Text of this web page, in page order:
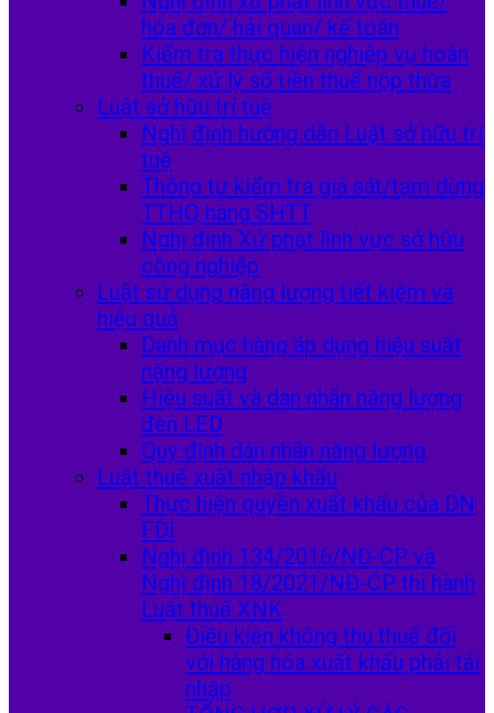
hóa đơn/ hải quan/ kế toán
Kiểm tra thực hiện nghiệp vụ hoàn
thuế/ xử lý số tiền thuế nộp thừa
Luật sở hữu trí tuệ
Nghị định hướng dẫn Luật sở hữu trí
tuệ
Thông tư kiểm tra giá sát/tạm dừng
TTHQ hàng SHTT
Nghị định Xử phạt lĩnh vực sở hữu
công nghiệp
Luật sử dụng năng lượng tiết kiệm và
hiệu quả
Danh mục hàng áp dụng hiệu suất
nặng lượng
Hiệu suất và dán nhãn năng lượng
đèn LED
Quy định dán nhãn năng lượng
Luật thuế xuất nhập khẩu
Thực hiện quyền xuất khẩu của DN
FDI
Nghị định 134/2016/NĐ-CP và
Nghị định 18/2021/NĐ-CP thi hành
Luật thuế XNK
Điều kiện không thu thuế đối
với hàng hóa xuất khẩu phải tái
nhập